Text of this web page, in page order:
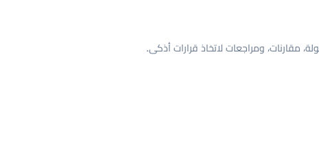
مقارنات، ومراجعات لاتخاذ قرارات أذكى.